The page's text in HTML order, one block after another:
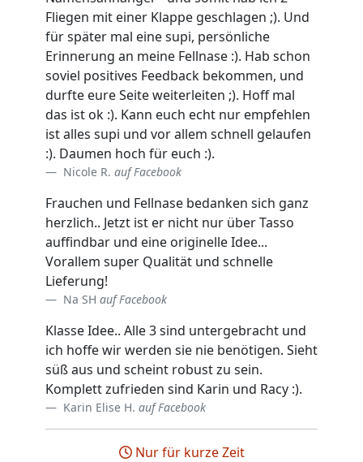
Fliegen mit einer Klappe geschlagen ;). Und
für später mal eine supi, persönliche
Erinnerung an meine Fellnase :). Hab schon
soviel positives Feedback bekommen, und
durfte eure Seite weiterleiten ;). Hoff mal
das ist ok :). Kann euch echt nur empfehlen
ist alles supi und vor allem schnell gelaufen
:). Daumen hoch für euch :).
Nicole R. auf Facebook
Frauchen und Fellnase bedanken sich ganz
herzlich.. Jetzt ist er nicht nur über Tasso
auffindbar und eine originelle Idee...
Vorallem super Qualität und schnelle
Lieferung!
Na SH auf Facebook
Klasse Idee.. Alle 3 sind untergebracht und
ich hoffe wir werden sie nie benötigen. Sieht
süß aus und scheint robust zu sein.
Komplett zufrieden sind Karin und Racy :).
Karin Elise H. auf Facebook
Nur für kurze Zeit